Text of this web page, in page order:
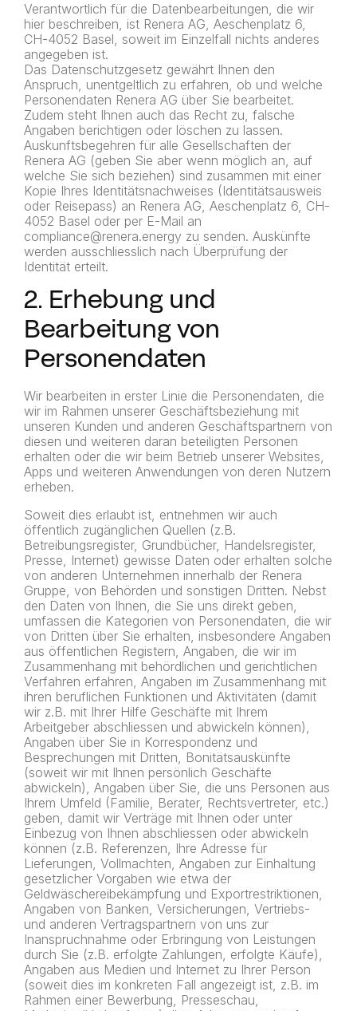
Verantwortlich für die Datenbearbeitungen, die wir
hier beschreiben, ist Renera AG, Aeschenplatz 6,
CH-4052 Basel, soweit im Einzelfall nichts anderes
angegeben ist.
Das Datenschutzgesetz gewährt Ihnen den
Anspruch, unentgeltlich zu erfahren, ob und welche
Personendaten Renera AG über Sie bearbeitet.
Zudem steht Ihnen auch das Recht zu, falsche
Angaben berichtigen oder löschen zu lassen.
Auskunftsbegehren für alle Gesellschaften der
Renera AG (geben Sie aber wenn möglich an, auf
welche Sie sich beziehen) sind zusammen mit einer
Kopie Ihres Identitätsnachweises (Identitätsausweis
oder Reisepass) an Renera AG, Aeschenplatz 6, CH-
4052 Basel oder per E-Mail an
compliance@renera.energy zu senden. Auskünfte
werden ausschliesslich nach Überprüfung der
Identität erteilt.
2. Erhebung und
Bearbeitung von
Personendaten
Wir bearbeiten in erster Linie die Personendaten, die
wir im Rahmen unserer Geschäftsbeziehung mit
unseren Kunden und anderen Geschäftspartnern von
diesen und weiteren daran beteiligten Personen
erhalten oder die wir beim Betrieb unserer Websites,
Apps und weiteren Anwendungen von deren Nutzern
erheben.
Soweit dies erlaubt ist, entnehmen wir auch
öffentlich zugänglichen Quellen (z.B.
Betreibungsregister, Grundbücher, Handelsregister,
Presse, Internet) gewisse Daten oder erhalten solche
von anderen Unternehmen innerhalb der Renera
Gruppe, von Behörden und sonstigen Dritten. Nebst
den Daten von Ihnen, die Sie uns direkt geben,
umfassen die Kategorien von Personendaten, die wir
von Dritten über Sie erhalten, insbesondere Angaben
aus öffentlichen Registern, Angaben, die wir im
Zusammenhang mit behördlichen und gerichtlichen
Verfahren erfahren, Angaben im Zusammenhang mit
ihren beruflichen Funktionen und Aktivitäten (damit
wir z.B. mit Ihrer Hilfe Geschäfte mit Ihrem
Arbeitgeber abschliessen und abwickeln können),
Angaben über Sie in Korrespondenz und
Besprechungen mit Dritten, Bonitätsauskünfte
(soweit wir mit Ihnen persönlich Geschäfte
abwickeln), Angaben über Sie, die uns Personen aus
Ihrem Umfeld (Familie, Berater, Rechtsvertreter, etc.)
geben, damit wir Verträge mit Ihnen oder unter
Einbezug von Ihnen abschliessen oder abwickeln
können (z.B. Referenzen, Ihre Adresse für
Lieferungen, Vollmachten, Angaben zur Einhaltung
gesetzlicher Vorgaben wie etwa der
Geldwäschereibekämpfung und Exportrestriktionen,
Angaben von Banken, Versicherungen, Vertriebs-
und anderen Vertragspartnern von uns zur
Inanspruchnahme oder Erbringung von Leistungen
durch Sie (z.B. erfolgte Zahlungen, erfolgte Käufe),
Angaben aus Medien und Internet zu Ihrer Person
(soweit dies im konkreten Fall angezeigt ist, z.B. im
Rahmen einer Bewerbung, Presseschau,